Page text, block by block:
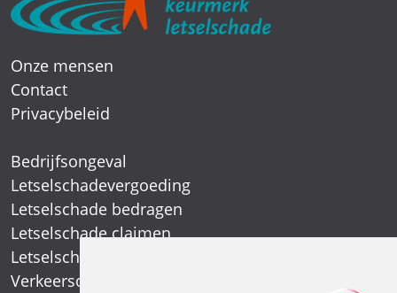
Onze mensen
Contact
Privacybeleid
Bedrijfsongeval
Letselschadevergoeding
Letselschade bedragen
Letselschade claimen
Letselschade expert
Verkeersongeval